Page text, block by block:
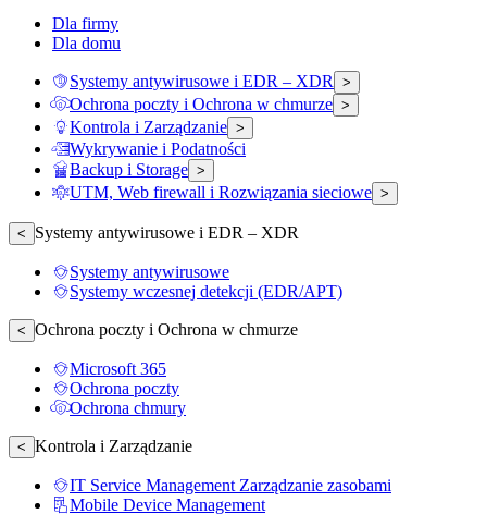
Dla firmy
Dla domu
Systemy antywirusowe i EDR – XDR >
Ochrona poczty i Ochrona w chmurze >
Kontrola i Zarządzanie >
Wykrywanie i Podatności
Backup i Storage >
UTM, Web firewall i Rozwiązania sieciowe >
< Systemy antywirusowe i EDR – XDR
Systemy antywirusowe
Systemy wczesnej detekcji (EDR/APT)
< Ochrona poczty i Ochrona w chmurze
Microsoft 365
Ochrona poczty
Ochrona chmury
< Kontrola i Zarządzanie
IT Service Management Zarządzanie zasobami
Mobile Device Management